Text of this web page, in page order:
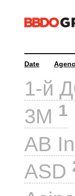
Date
1-й
3M 1
AB
ASD